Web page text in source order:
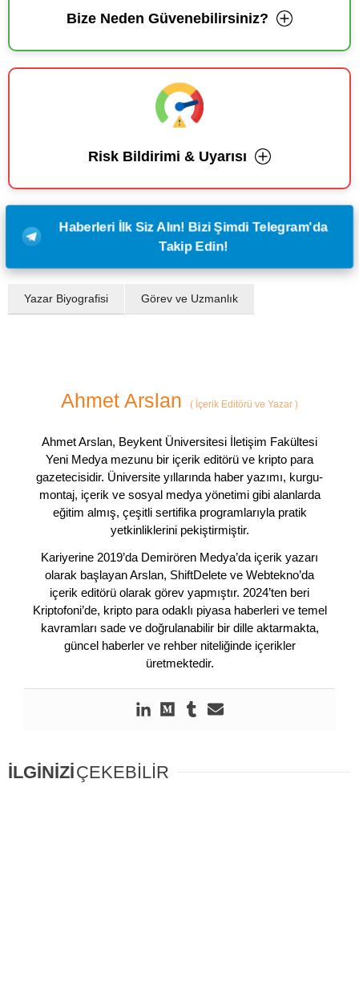
Bize Neden Güvenebilirsiniz?
Risk Bildirimi & Uyarısı
Haberleri İlk Siz Alın! Bizi Şimdi Telegram'da
Takip Edin!
Yazar Biyografisi Görev ve Uzmanlık
Ahmet Arslan ( İçerik Editörü ve Yazar )
Ahmet Arslan, Beykent Üniversitesi İletişim Fakültesi
Yeni Medya mezunu bir içerik editörü ve kripto para
gazetecisidir. Üniversite yıllarında haber yazımı, kurgu-
montaj, içerik ve sosyal medya yönetimi gibi alanlarda
eğitim almış, çeşitli sertifika programlarıyla pratik
yetkinliklerini pekiştirmiştir.
Kariyerine 2019’da Demirören Medya’da içerik yazarı
olarak başlayan Arslan, ShiftDelete ve Webtekno’da
içerik editörü olarak görev yapmıştır. 2024’ten beri
Kriptofoni’de, kripto para odaklı piyasa haberleri ve temel
kavramları sade ve doğrulanabilir bir dille aktarmakta,
güncel haberler ve rehber niteliğinde içerikler
üretmektedir.
İLGİNİZİÇEKEBİLİR